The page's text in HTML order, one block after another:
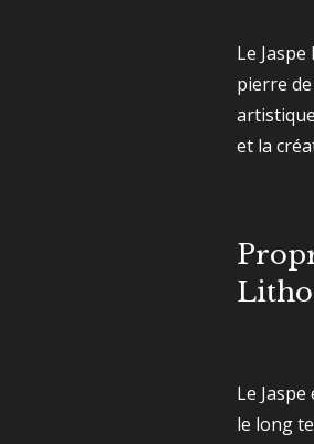
Le
pierre
et la
Le
le long